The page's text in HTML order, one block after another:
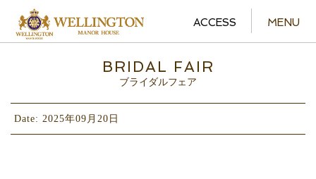
MENU
ACCESS
BRIDAL FAIR
ブライダルフェア
Date: 2025年09月20日